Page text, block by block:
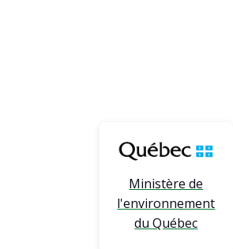
Ministère de
l'environnement
du Québec